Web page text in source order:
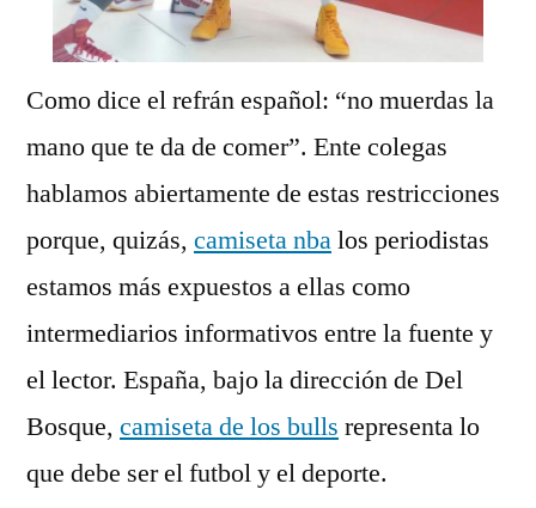
Como dice el refrán español: “no muerdas la
mano que te da de comer”. Ente colegas
hablamos abiertamente de estas restricciones
porque, quizás, camiseta nbalos periodistas
estamos más expuestos a ellas como
intermediarios informativos entre la fuente y
el lector. España, bajo la dirección de Del
Bosque, camiseta de los bulls representa lo
que debe ser el futbol y el deporte.